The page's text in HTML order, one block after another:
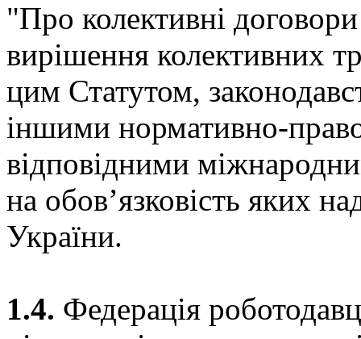
"Про колективні
вирішення колективних
цим Статутом,
іншими нормативно-
відповідними
на обов’язковість яких
України.
1.4. Федерація